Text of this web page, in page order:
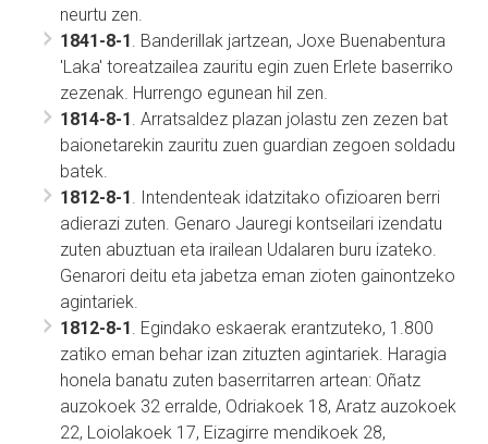
neurtu zen.
1841-8-1 . Banderillak jartzean, Joxe Buenabentura
'Laka' toreatzailea zauritu egin zuen Erlete baserriko
zezenak. Hurrengo egunean hil zen.
1814-8-1 . Arratsaldez plazan jolastu zen zezen bat
baionetarekin zauritu zuen guardian zegoen soldadu
batek.
1812-8-1
. Intendenteak idatzitako ofizioaren berri
adierazi zuten. Genaro Jauregi kontseilari izendatu
zuten abuztuan eta irailean Udalaren buru izateko.
Genarori deitu eta jabetza eman zioten gainontzeko
agintariek.
1812-8-1 . Egindako eskaerak erantzuteko, 1.800
zatiko eman behar izan zituzten agintariek. Haragia
honela banatu zuten baserritarren artean: Oñatz
auzokoek 32 erralde, Odriakoek 18, Aratz auzokoek
22, Loiolakoek 17, Eizagirre mendikoek 28,